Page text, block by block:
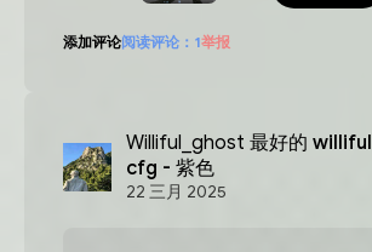
添加评论阅读评论： 1举报
Williful_ghost 最好的 williful
cfg - 紫色
22 三月 2025